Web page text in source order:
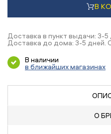
В
Доставка в пункт выдачи: 3-
Доставка до дома: 3-5 дней.
В наличии
в ближайших магазинах
О